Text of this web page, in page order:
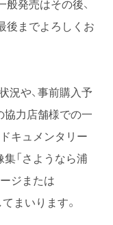
発売はその後、
後までよろしくお
況や、事前購入予
協力店舗様での一
キュメンタリー
「さようなら浦
ジまたは
まいります。